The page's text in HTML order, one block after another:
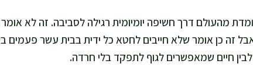
מהעולם דרך חשיפה יומיומית רגילה לסביבה. זה לא
זה כן אומר שלא חייבים לחטא כל ידית בבית עשר פעמים
לבין חיים שמאפשרים לגוף לתפקד בלי חרדה.